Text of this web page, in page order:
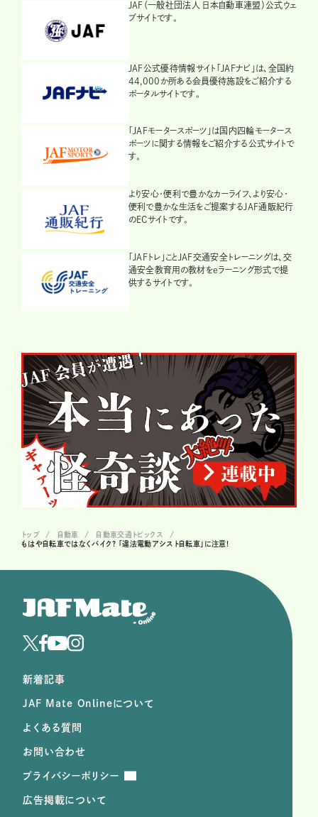
JAF（一般社団法人 日本自動車連盟）公式ウェ
ブサイトです。
JAF公式優待情報サイト「JAFナビ」は、全国約
44,000か所ある会員優待施設をご紹介する
ポータルサイトです。
「JAFモータースポーツ」は国内四輪モータース
ポーツに関する情報をご紹介する公式サイトで
す。
より安心・便利で豊かなカーライフ、より安心・
便利で豊かな生活をご提案するJAF通販紀行
のECサイトです。
「JAFトレ」ことJAF交通安全トレーニングは、交
通安全教育用の教材をeラーニング形式で提
供するサイトです。
トップ 自動車
自動車交通トピックス
もはや自転車ではなくバイク? 「違法電動アシスト自転車」に注意!
新着記事
JAF Mate Onlineについて
よくある質問
お問い合わせ
プライバシーポリシー
広告掲載について